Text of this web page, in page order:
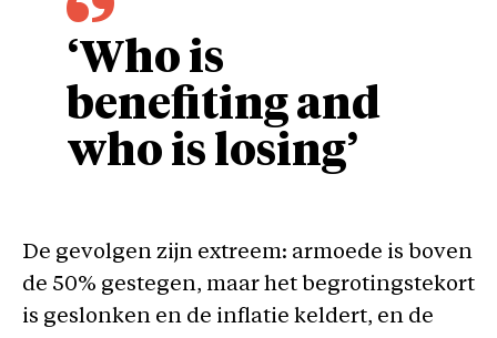
‘Who is
benefiting and
who is losing’
De gevolgen zijn extreem: armoede is boven
de 50% gestegen, maar het begrotingstekort
is geslonken en de inflatie keldert, en de